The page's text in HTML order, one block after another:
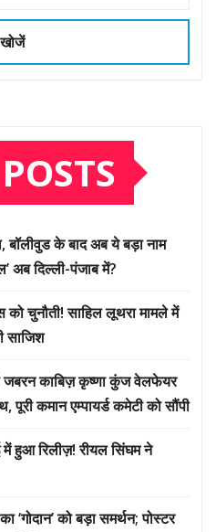
खोजें
बॉलीवुड के बाद अब ये बड़ा नाम
अब दिल्ली-पंजाब में?
को चुनौती! साहिल लूथरा मामले में
साजिश
जबरन काबिज़ कृष्णा कुंज वेलफेयर
पूरी कमान एम्पायर्ड कमेटी को सौंपी
में हुआ रिलीज़! रीयल सिंघम ने
‘गोदान’ को बड़ा समर्थन; पोस्टर